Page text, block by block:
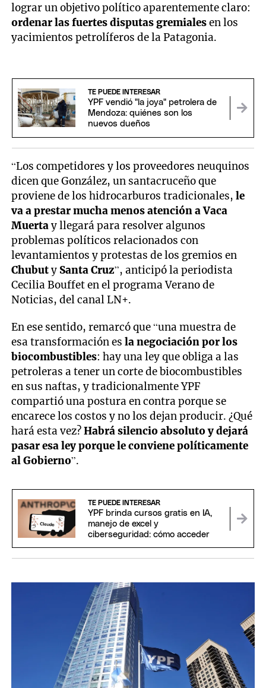
lograr un objetivo político aparentemente claro:
ordenar las fuertes disputas gremialesen los
yacimientos petrolíferos de la Patagonia.
TE PUEDE INTERESAR
YPF vendió "la joya" petrolera de
Mendoza: quiénes son los
nuevos dueños
“Los competidores y los proveedores neuquinos
dicen que González, un santacruceño que
proviene de los hidrocarburos tradicionales,le
va a prestar mucha menos atención a Vaca
Muertay llegará para resolver algunos
problemas políticos relacionados con
levantamientos y protestas de los gremios en
Chubuty Santa Cruz”, anticipó la periodista
Cecilia Bouffet en el programa Verano de
Noticias, del canal LN+.
En ese sentido, remarcó que “una muestra de
esa transformación es la negociación por los
biocombustibles: hay una ley que obliga a las
petroleras a tener un corte de biocombustibles
en sus naftas, y tradicionalmente YPF
compartió una postura en contra porque se
encarece los costos y no los dejan producir. ¿Qué
hará esta vez?Habrá silencio absoluto y dejará
pasar esa ley porque le conviene políticamente
al Gobierno”.
TE PUEDE INTERESAR
YPF brinda cursos gratis en IA,
manejo de excel y
ciberseguridad: cómo acceder